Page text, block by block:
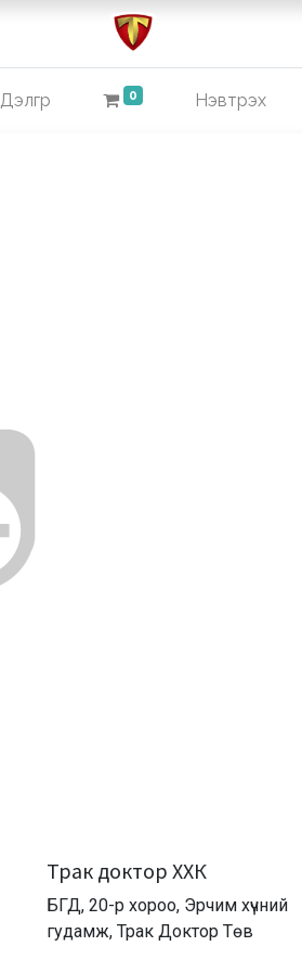
Дэлгүүр 0 Нэвтрэх
Трак доктор ХХК
БГД, 20-р хороо, Эрчим хүчний
гудамж, Трак Доктор Төв